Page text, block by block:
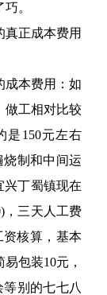
。
真正成本费用
成本费用：如
做工相对比较
是150元左右
烧制和中间运
兴丁蜀镇现在
，三天人工费
资核算，基本
包装10元，
别的七七八